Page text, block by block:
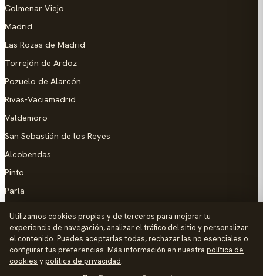
Colmenar Viejo
Madrid
Las Rozas de Madrid
Torrejón de Ardoz
Pozuelo de Alarcón
Rivas-Vaciamadrid
Valdemoro
San Sebastián de los Reyes
Alcobendas
Pinto
Parla
AYUDA
Añadir empresa
Utilizamos cookies propias y de terceros para mejorar tu
experiencia de navegación, analizar el tráfico del sitio y personalizar
el contenido. Puedes aceptarlas todas, rechazar las no esenciales o
configurar tus preferencias. Más información en nuestra política de
cookies ypolítica de privacidad.